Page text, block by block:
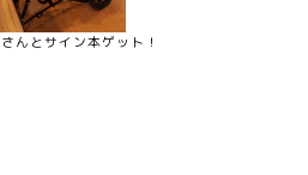
んとサイン本ゲット！